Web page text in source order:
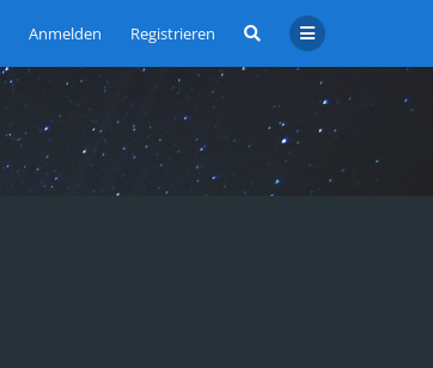
Anmelden Registrieren